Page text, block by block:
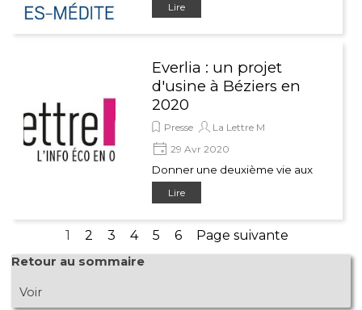
coche toutes les cases d’un
spécifique.
Lire
Everlia : un projet
d'usine à Béziers en
2020
Presse
La Lettre M
29 Avr 2020
Donner une deuxième vie aux
milliers
Lire
Page actuelle :
1 Aller à la page :
2 Aller à la page :
3 Aller à la page :
4 Aller à la page :
5 Aller à la page :
6
Page suivante
Sauter le bloc Retour au sommaire
Retour au sommaire
Voir